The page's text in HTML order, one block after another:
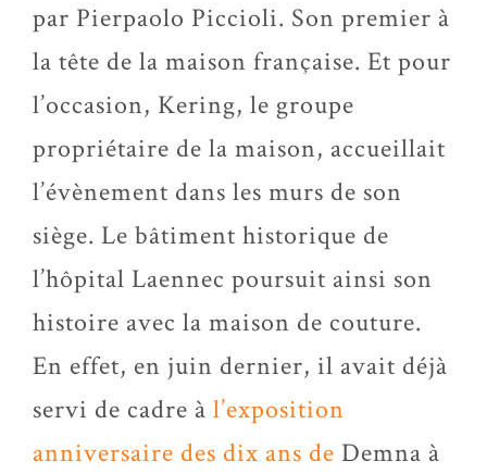
par Pierpaolo Piccioli. Son premier à
la tête de la maison française. Et pour
l’occasion, Kering, le groupe
propriétaire de la maison, accueillait
l’évènement dans les murs de son
siège. Le bâtiment historique de
l’hôpital Laennec poursuit ainsi son
histoire avec la maison de couture.
En effet, en juin dernier, il avait déjà
servi de cadre à l’exposition
anniversaire des dix ans de Demna à